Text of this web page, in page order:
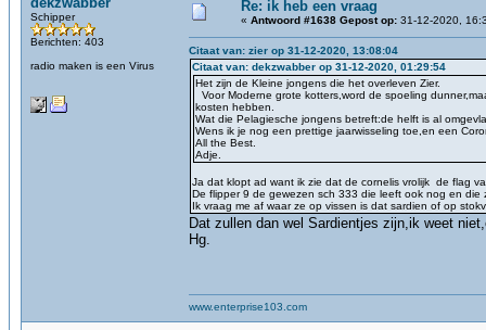
Schipper
Berichten: 403
radio maken is een Virus
Re: ik heb een vraag
« Antwoord #1638 Gepost op: 31-12-2020,
Citaat van: zier op 31-12-2020, 13:08:04
Citaat van: dekzwabber op 31-12-2020, 01:29:54
Het zijn de Kleine jongens die het overleven Zier.
Voor Moderne grote kotters,word de spoeling
kosten hebben.
Wat die Pelagiesche jongens betreft:de helft is al
Wens ik je nog een prettige jaarwisseling toe,en een
All the Best.
Adje.
Ja dat klopt ad want ik zie dat de cornelis vrolijk de flag
De flipper 9 de gewezen sch 333 die leeft ook nog en die
Ik vraag me af waar ze op vissen is dat sardien of op
Dat zullen dan wel Sardientjes zijn,ik weet
Hg.
www.enterprise103.com